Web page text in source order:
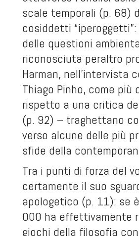
scale temporali (p. 68)
cosiddetti “iperoggetti”:
delle questioni
riconosciuta peraltro
Harman, nell’intervista
Thiago Pinho, come più
rispetto a una critica
(p. 92) – traghettano
verso alcune delle più
sfide della
Tra i punti di forza del
certamente il suo
apologetico (p. 11): se
OOO ha effettivamente
giochi della filosofia